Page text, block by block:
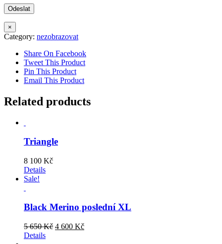
×
Category: nezobrazovat
Share On Facebook
Tweet This Product
Pin This Product
Email This Product
Related products
Triangle
8 100 Kč
Details
Sale!
Black Merino poslední XL
5 650Kč Original
4 600 KčCurrent
Details